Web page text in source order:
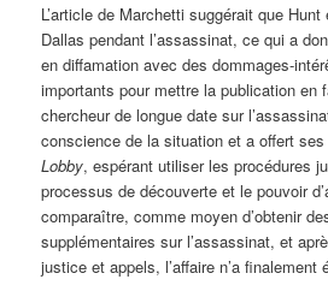
L’article de Marchetti suggérait que
Dallas pendant l’assassinat, ce qui a
en diffamation avec des dommages-
importants pour mettre la publication en
chercheur de longue date sur
conscience de la situation et a offert
Lobby, espérant utiliser les procédures
processus de découverte et le pouvoir
comparaître, comme moyen d’obtenir
supplémentaires sur l’assassinat, et
justice et appels, l’affaire n’a finalement